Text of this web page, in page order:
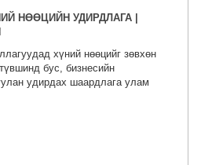
НӨӨЦИЙН УДИРДЛАГА |
хүний нөөцийг зөвхөн
бус, бизнесийн
удирдах шаардлага улам